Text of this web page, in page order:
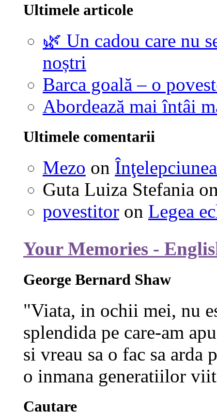
Ultimele articole
🌿 Un cadou care nu
noștri
Barca goală – o
Abordează mai întâi
Ultimele comentarii
Mezo on Înţelepciunea
Guta Luiza Stefania
povestitor on Legea
Your Memories -
George Bernard Shaw
"Viata, in ochii mei, nu
splendida pe care-am
si vreau sa o fac sa
o inmana generatiilor
Cautare